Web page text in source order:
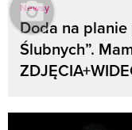
Newsy
Doda na
Ślubnych”.